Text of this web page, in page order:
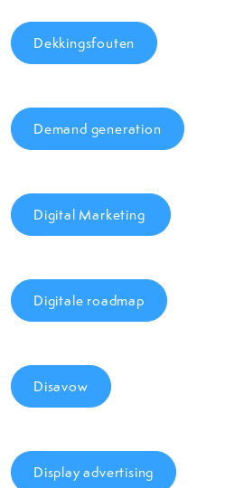
Dekkingsfouten
Demand generation
Digital Marketing
Digitale roadmap
Disavow
Display advertising